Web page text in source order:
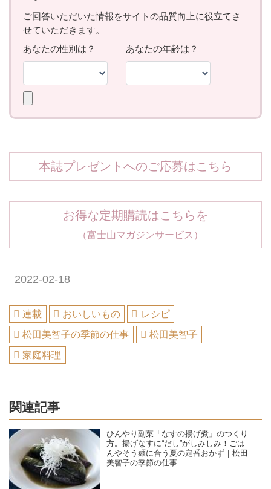
本誌プレゼントへのご応募はこちら
お得な定期購読はこちらを
（富士山マガジンサービス）
2022-02-18
連載 おいしいもの
レシピ
松田美智子の季節の仕事
松田美智子
家庭料理
関連記事
ひんやり副菜「なすの揚げ煮」のつくり
方。揚げなすに“だし”がしみしみ！ごは
んやそう麺に合う夏の定番おかず｜松田
美智子の季節の仕事